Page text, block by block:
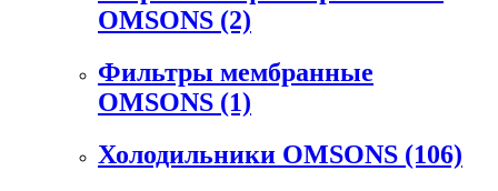
OMSONS (2)
Фильтры мембранные
OMSONS (1)
Холодильники OMSONS (106)